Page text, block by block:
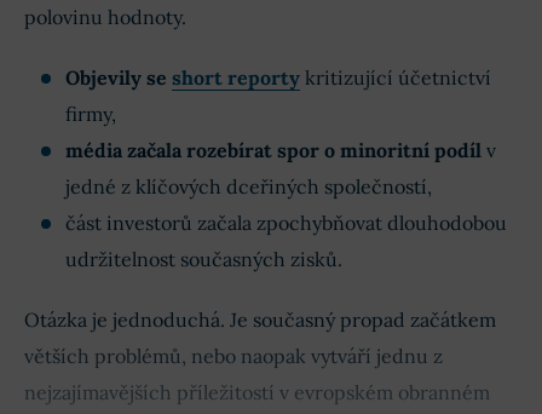
polovinu hodnoty.
Objevily se short reporty kritizující účetnictví
firmy,
média začala rozebírat spor o minoritní podíl v
jedné z klíčových dceřiných společností,
část investorů začala zpochybňovat dlouhodobou
udržitelnost současných zisků.
Otázka je jednoduchá. Je současný propad začátkem
větších problémů, nebo naopak vytváří jednu z
nejzajímavějších příležitostí v evropském obranném